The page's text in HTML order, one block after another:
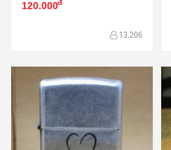
120.000đ
13.206